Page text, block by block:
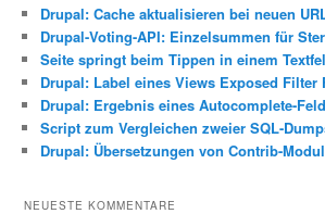
Drupal: Cache aktualisieren bei neuen
Drupal-Voting-API: Einzelsummen für
Seite springt beim Tippen in einem
Drupal: Label eines Views Exposed Filter
Drupal: Ergebnis eines Autocomplete-
Script zum Vergleichen zweier SQL-
Drupal: Übersetzungen von Contrib-
NEUESTE KOMMENTARE